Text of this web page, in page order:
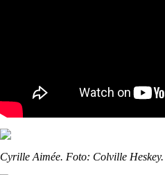
Cyrille Aimée. Foto: Colville Heskey.